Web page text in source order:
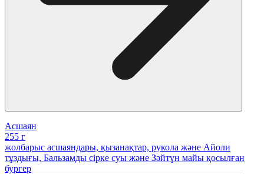
Асшаян
255 г
жолбарыс асшаяндары, қызанақтар, рукола және Айоли
тұздығы, Бальзамды сірке суы және Зәйтүн майы қосылған
бургер